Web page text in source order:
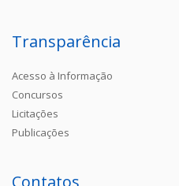
Transparência
Acesso à Informação
Concursos
Licitações
Publicações
Contatos